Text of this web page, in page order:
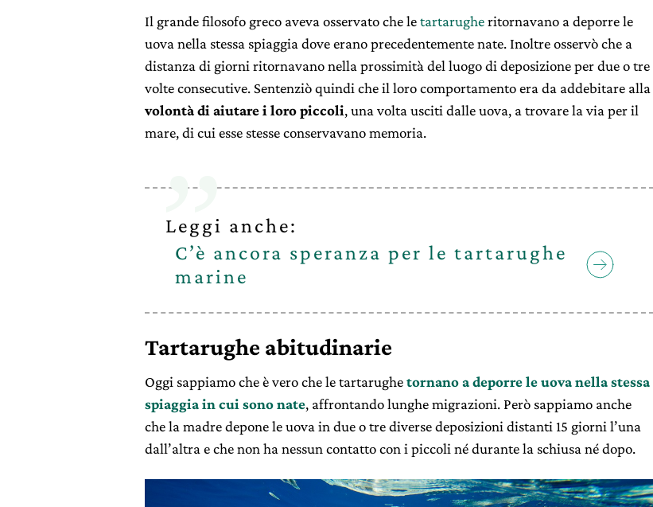
Il grande filosofo greco aveva osservato che letartarugheritornavano a deporre le
uova nella stessa spiaggia dove erano precedentemente nate. Inoltre osservò che a
distanza di giorni ritornavano nella prossimità del luogo di deposizione per due o tre
volte consecutive. Sentenziò quindi che il loro comportamento era da addebitare alla
volontà di aiutare i loro piccoli, una volta usciti dalle uova, a trovare la via per il
mare, di cui esse stesse conservavano memoria.
Leggi anche:
C’è ancora speranza per le tartarughe
marine
Tartarughe abitudinarie
Oggi sappiamo che è vero che le tartarughetornano a deporre le uova nella stessa
spiaggia in cui sono nate, affrontando lunghe migrazioni. Però sappiamo anche
che la madre depone le uova in due o tre diverse deposizioni distanti 15 giorni l’una
dall’altra e che non ha nessun contatto con i piccoli né durante la schiusa né dopo.